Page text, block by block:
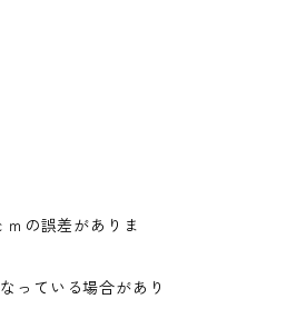
の誤差がありま
っている場合があり